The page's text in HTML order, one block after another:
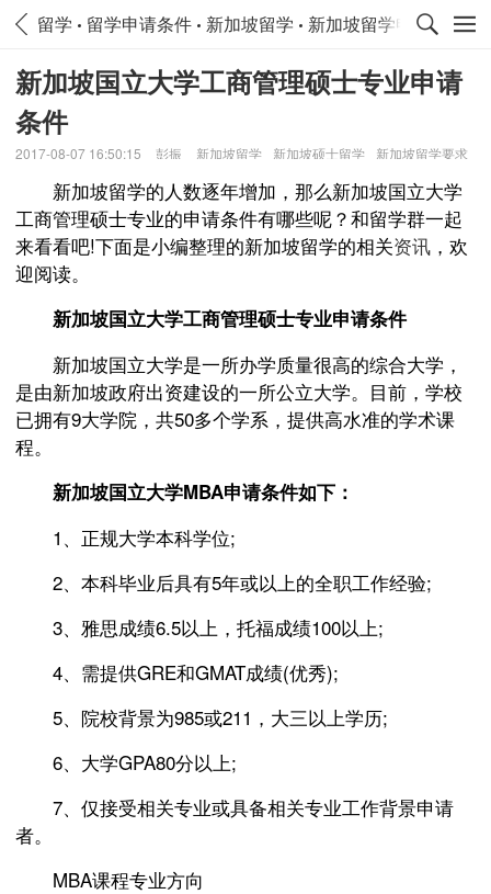
留学 留学申请条件 新加坡留学 新加坡留学申请条件
新加坡国立大学工商管理硕士专业申请
条件
2017-08-07 16:50:15 彭振 新加坡留学 新加坡硕士留学 新加坡留学要求
新加坡留学的人数逐年增加，那么新加坡国立大学
工商管理硕士专业的申请条件有哪些呢？和留学群一起
来看看吧!下面是小编整理的新加坡留学的相关资讯 ，欢
迎阅读。
新加坡国立大学工商管理硕士专业申请条件
新加坡国立大学是一所办学质量很高的综合大学，
是由新加坡政府出资建设的一所公立大学。目前，学校
已拥有9大学院，共50多个学系，提供高水准的学术课
程。
新加坡国立大学MBA申请条件如下：
1、正规大学本科学位;
2、本科毕业后具有5年或以上的全职工作经验;
3、雅思成绩6.5以上，托福成绩100以上;
4、需提供GRE和GMAT成绩(优秀);
5、院校背景为985或211，大三以上学历;
6、大学GPA80分以上;
7、仅接受相关专业或具备相关专业工作背景申请
者。
MBA课程专业方向